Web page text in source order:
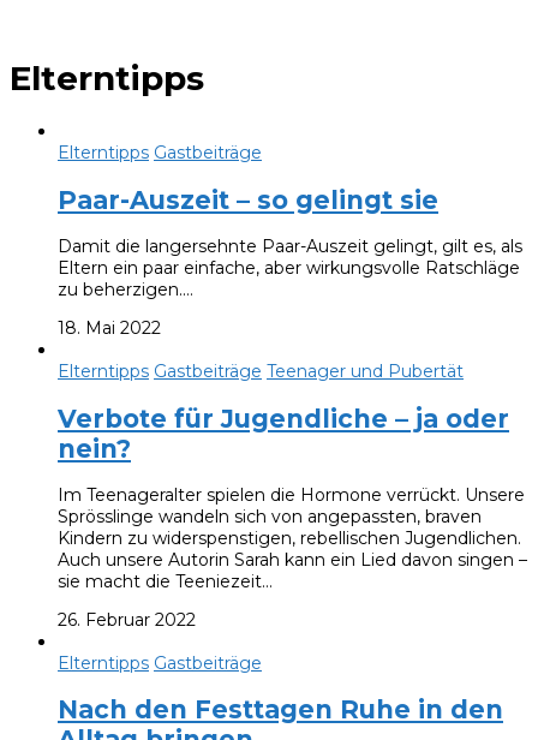
Elterntipps
Elterntipps Gastbeiträge
Paar-Auszeit – so gelingt sie
Damit die langersehnte Paar-Auszeit gelingt, gilt es, als
Eltern ein paar einfache, aber wirkungsvolle Ratschläge
zu beherzigen.…
18. Mai 2022
Elterntipps Gastbeiträge Teenager und Pubertät
Verbote für Jugendliche – ja oder
nein?
Im Teenageralter spielen die Hormone verrückt. Unsere
Sprösslinge wandeln sich von angepassten, braven
Kindern zu widerspenstigen, rebellischen Jugendlichen.
Auch unsere Autorin Sarah kann ein Lied davon singen –
sie macht die Teeniezeit…
26. Februar 2022
Elterntipps Gastbeiträge
Nach den Festtagen Ruhe in den